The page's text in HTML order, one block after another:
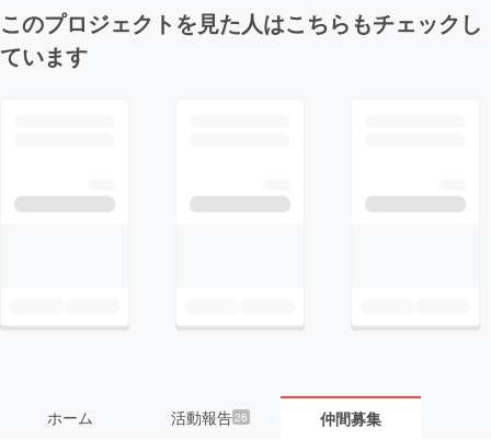
このプロジェクトを見た人はこちらもチェックし
ています
ホーム 活動報告26 仲間募集